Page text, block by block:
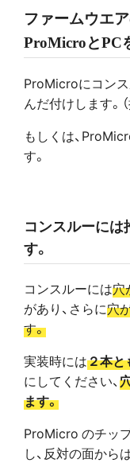
ファームウエ
ProMicroとPC
ProMicroにコンス
んだ付けします。（
もしくは、
す。
コンスルーには
す。
コンスルーには穴
があり、さらに穴
す。
実装時には２本と
にしてください、
ます。
ProMicro のチッ
し、反対の面から